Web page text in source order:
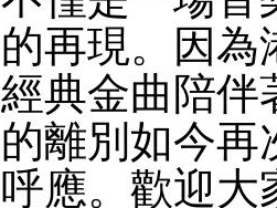
的再現。因為
經典金曲陪伴
的離別如今再
呼應。歡迎大